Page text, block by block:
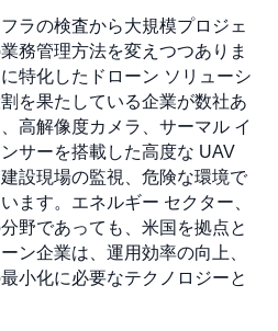
ラの検査から大規模プロジェ
務管理方法を変えつつありま
特化したドローン ソリューシ
を果たしている企業が数社あ
高解像度カメラ、サーマル イ
サーを搭載した高度な UAV
設現場の監視、危険な環境で
ます。エネルギー セクター、
野であっても、米国を拠点と
ン企業は、運用効率の向上、
小化に必要なテクノロジーと